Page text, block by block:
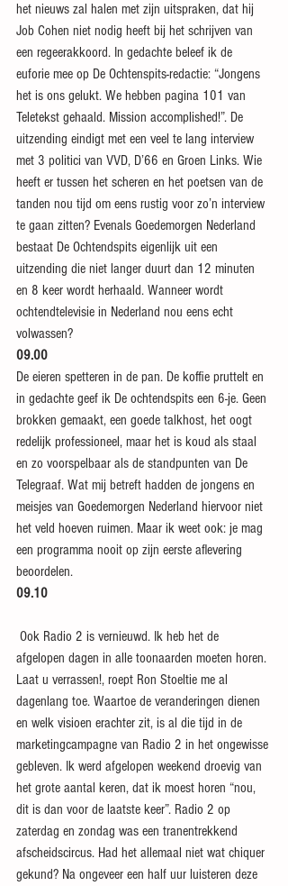
het nieuws zal halen met zijn uitspraken, dat hij
Job Cohen niet nodig heeft bij het schrijven van
een regeerakkoord. In gedachte beleef ik de
euforie mee op De Ochtenspits-redactie: “Jongens
het is ons gelukt. We hebben pagina 101 van
Teletekst gehaald. Mission accomplished!”. De
uitzending eindigt met een veel te lang interview
met 3 politici van VVD, D’66 en Groen Links. Wie
heeft er tussen het scheren en het poetsen van de
tanden nou tijd om eens rustig voor zo’n interview
te gaan zitten? Evenals Goedemorgen Nederland
bestaat De Ochtendspits eigenlijk uit een
uitzending die niet langer duurt dan 12 minuten
en 8 keer wordt herhaald. Wanneer wordt
ochtendtelevisie in Nederland nou eens echt
volwassen?
09.00
De eieren spetteren in de pan. De koffie pruttelt en
in gedachte geef ik De ochtendspits een 6-je. Geen
brokken gemaakt, een goede talkhost, het oogt
redelijk professioneel, maar het is koud als staal
en zo voorspelbaar als de standpunten van De
Telegraaf. Wat mij betreft hadden de jongens en
meisjes van Goedemorgen Nederland hiervoor niet
het veld hoeven ruimen. Maar ik weet ook: je mag
een programma nooit op zijn eerste aflevering
beoordelen.
09.10
afgelopen dagen in alle toonaarden moeten horen.
Laat u verrassen!, roept Ron Stoeltie me al
dagenlang toe. Waartoe de veranderingen dienen
en welk visioen erachter zit, is al die tijd in de
marketingcampagne van Radio 2 in het ongewisse
gebleven. Ik werd afgelopen weekend droevig van
het grote aantal keren, dat ik moest horen “nou,
dit is dan voor de laatste keer”. Radio 2 op
zaterdag en zondag was een tranentrekkend
afscheidscircus. Had het allemaal niet wat chiquer
gekund? Na ongeveer een half uur luisteren deze